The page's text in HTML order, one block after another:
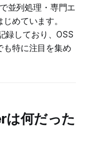
並列処理・専門エ
めています。
録しており、OSS
も特に注目を集め
何だった